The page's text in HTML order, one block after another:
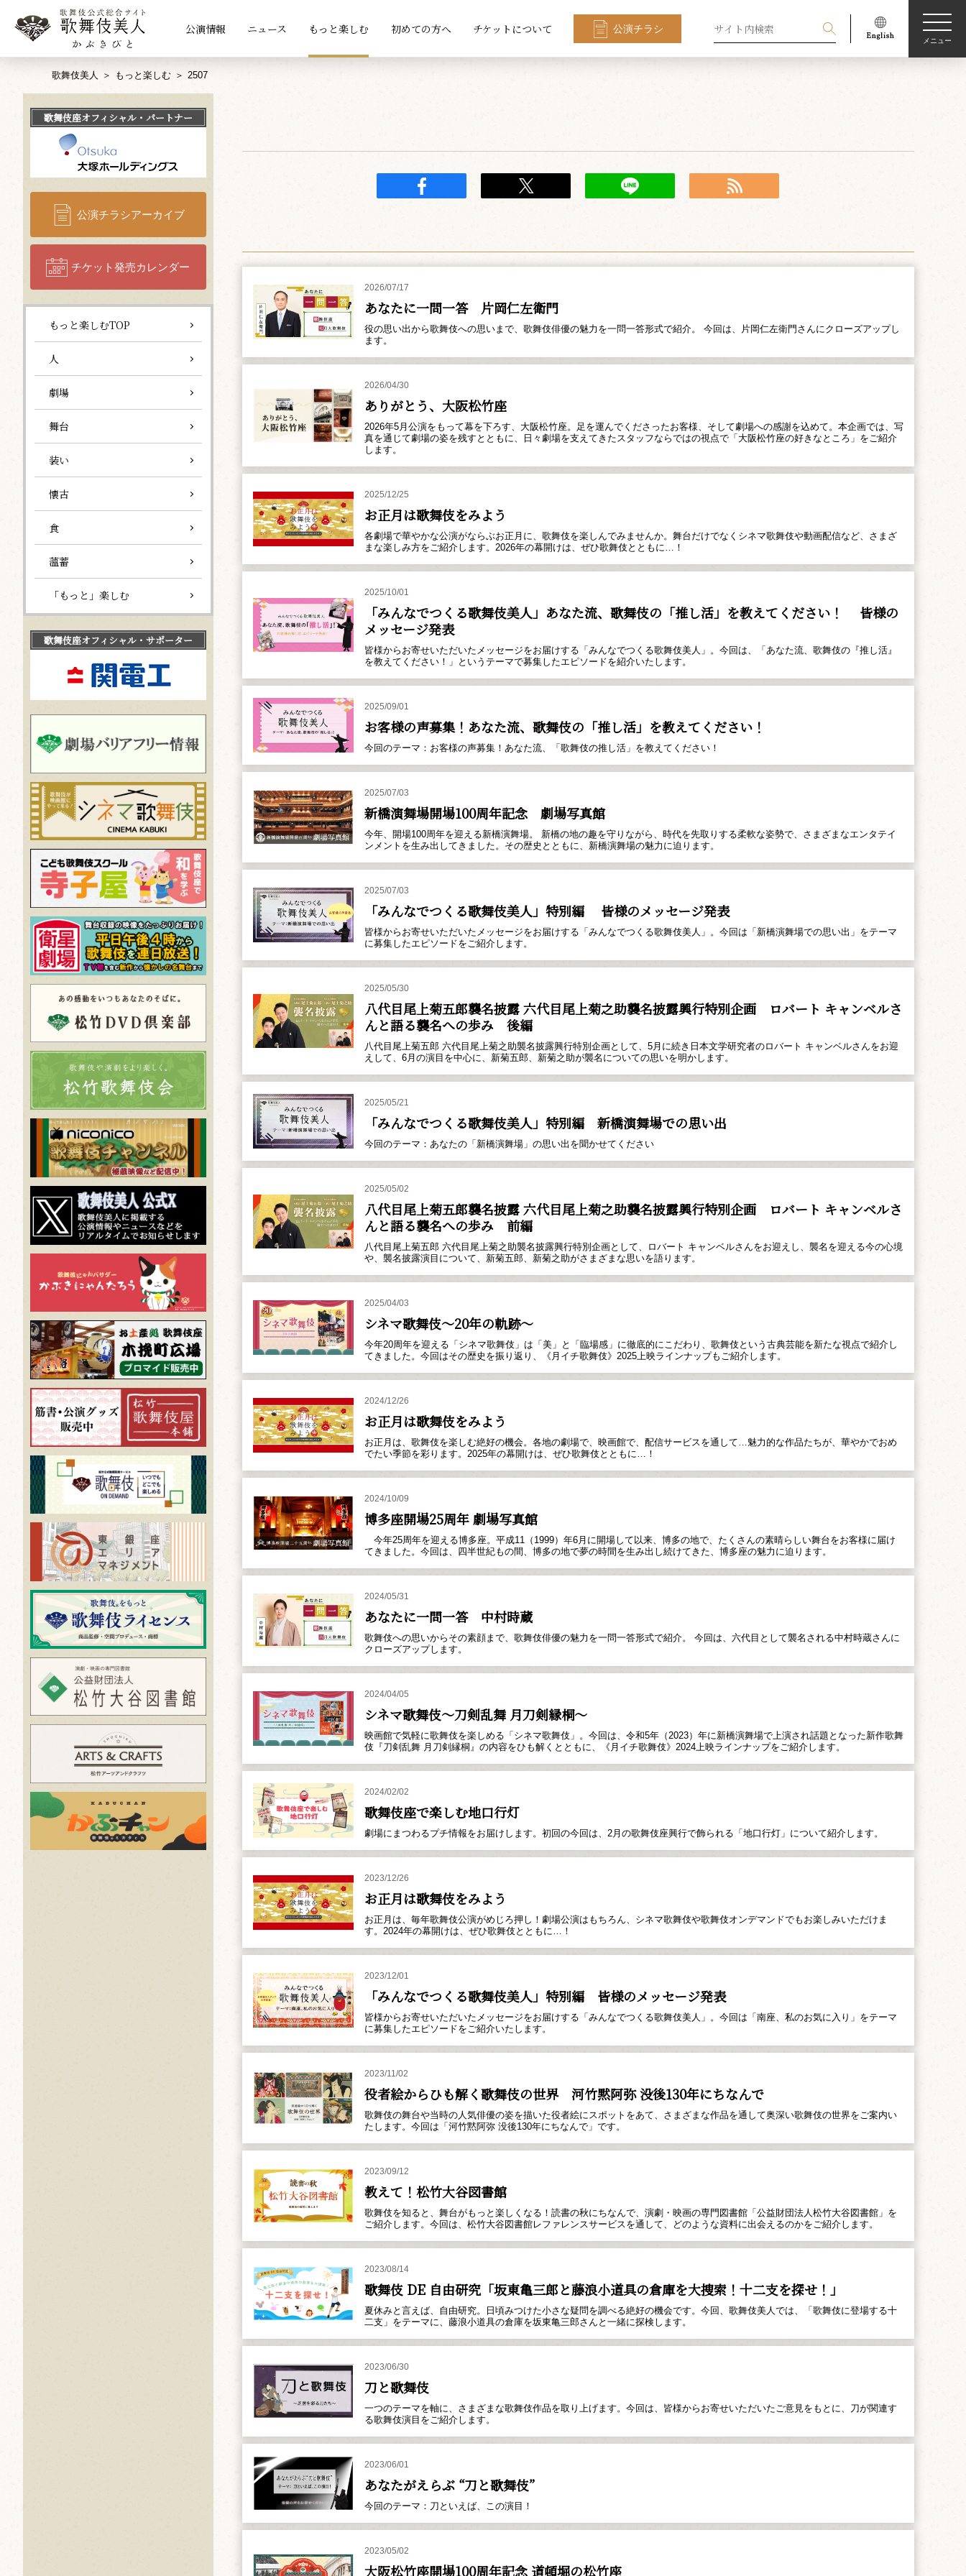
公演情報 ニュース もっと楽しむ 初めての方へ チケットについて 公演チラシ
メニュー
歌舞伎美人 もっと楽しむ 2507
2026/07/17
あなたに一問一答 片岡仁左衛門
役の思い出から歌舞伎への思いまで、歌舞伎俳優の魅力を一問一答形式で紹介。 今回は、片岡仁左衛門さんにクローズアップし
ます。
2026/04/30
ありがとう、大阪松竹座
2026年5月公演をもって幕を下ろす、大阪松竹座。足を運んでくださったお客様、そして劇場への感謝を込めて。本企画では、写
真を通じて劇場の姿を残すとともに、日々劇場を支えてきたスタッフならではの視点で「大阪松竹座の好きなところ」をご紹介
します。
2025/12/25
お正月は歌舞伎をみよう
各劇場で華やかな公演がならぶお正月に、歌舞伎を楽しんでみませんか。舞台だけでなくシネマ歌舞伎や動画配信など、さまざ
まな楽しみ方をご紹介します。2026年の幕開けは、ぜひ歌舞伎とともに…！
2025/10/01
「みんなでつくる歌舞伎美人」あなた流、歌舞伎の「推し活」を教えてください！ 皆様の
メッセージ発表
皆様からお寄せいただいたメッセージをお届けする「みんなでつくる歌舞伎美人」。今回は、「あなた流、歌舞伎の『推し活』
を教えてください！」というテーマで募集したエピソードを紹介いたします。
2025/09/01
お客様の声募集！あなた流、歌舞伎の「推し活」を教えてください！
今回のテーマ：お客様の声募集！あなた流、「歌舞伎の推し活」を教えてください！
2025/07/03
新橋演舞場開場100周年記念 劇場写真館
今年、開場100周年を迎える新橋演舞場。 新橋の地の趣を守りながら、時代を先取りする柔軟な姿勢で、さまざまなエンタテイ
ンメントを生み出してきました。その歴史とともに、新橋演舞場の魅力に迫ります。
2025/07/03
「みんなでつくる歌舞伎美人」特別編 皆様のメッセージ発表
皆様からお寄せいただいたメッセージをお届けする「みんなでつくる歌舞伎美人」。今回は「新橋演舞場での思い出」をテーマ
に募集したエピソードをご紹介します。
2025/05/30
八代目尾上菊五郎襲名披露 六代目尾上菊之助襲名披露興行特別企画 ――ロバート キャンベルさ
んと語る襲名への歩み 後編
八代目尾上菊五郎 六代目尾上菊之助襲名披露興行特別企画として、5月に続き日本文学研究者のロバート キャンベルさんをお迎
えして、6月の演目を中心に、新菊五郎、新菊之助が襲名についての思いを明かします。
2025/05/21
「みんなでつくる歌舞伎美人」特別編 新橋演舞場での思い出
今回のテーマ：あなたの「新橋演舞場」の思い出を聞かせてください
2025/05/02
八代目尾上菊五郎襲名披露 六代目尾上菊之助襲名披露興行特別企画 ――ロバート キャンベルさ
んと語る襲名への歩み 前編
八代目尾上菊五郎 六代目尾上菊之助襲名披露興行特別企画として、ロバート キャンベルさんをお迎えし、襲名を迎える今の心境
や、襲名披露演目について、新菊五郎、新菊之助がさまざまな思いを語ります。
2025/04/03
シネマ歌舞伎～20年の軌跡～
今年20周年を迎える「シネマ歌舞伎」は「美」と「臨場感」に徹底的にこだわり、歌舞伎という古典芸能を新たな視点で紹介し
てきました。今回はその歴史を振り返り、《月イチ歌舞伎》2025上映ラインナップもご紹介します。
2024/12/26
お正月は歌舞伎をみよう
お正月は、歌舞伎を楽しむ絶好の機会。各地の劇場で、映画館で、配信サービスを通して…魅力的な作品たちが、華やかでおめ
でたい季節を彩ります。2025年の幕開けは、ぜひ歌舞伎とともに…！
2024/10/09
博多座開場25周年 劇場写真館
今年25周年を迎える博多座。平成11（1999）年6月に開場して以来、博多の地で、たくさんの素晴らしい舞台をお客様に届け
てきました。今回は、四半世紀もの間、博多の地で夢の時間を生み出し続けてきた、博多座の魅力に迫ります。
2024/05/31
あなたに一問一答 中村時蔵
歌舞伎への思いからその素顔まで、歌舞伎俳優の魅力を一問一答形式で紹介。 今回は、六代目として襲名される中村時蔵さんに
クローズアップします。
2024/04/05
シネマ歌舞伎～刀剣乱舞 月刀剣縁桐～
映画館で気軽に歌舞伎を楽しめる「シネマ歌舞伎」。今回は、令和5年（2023）年に新橋演舞場で上演され話題となった新作歌舞
伎『刀剣乱舞 月刀剣縁桐』の内容をひも解くとともに、《月イチ歌舞伎》2024上映ラインナップをご紹介します。
2024/02/02
歌舞伎座で楽しむ地口行灯
劇場にまつわるプチ情報をお届けします。初回の今回は、2月の歌舞伎座興行で飾られる「地口行灯」について紹介します。
2023/12/26
お正月は歌舞伎をみよう
お正月は、毎年歌舞伎公演がめじろ押し！劇場公演はもちろん、シネマ歌舞伎や歌舞伎オンデマンドでもお楽しみいただけま
す。2024年の幕開けは、ぜひ歌舞伎とともに…！
2023/12/01
「みんなでつくる歌舞伎美人」特別編 皆様のメッセージ発表
皆様からお寄せいただいたメッセージをお届けする「みんなでつくる歌舞伎美人」。今回は「南座、私のお気に入り」をテーマ
に募集したエピソードをご紹介いたします。
2023/11/02
役者絵からひも解く歌舞伎の世界 河竹黙阿弥 没後130年にちなんで
歌舞伎の舞台や当時の人気俳優の姿を描いた役者絵にスポットをあて、さまざまな作品を通して奥深い歌舞伎の世界をご案内い
たします。今回は「河竹黙阿弥 没後130年にちなんで」です。
2023/09/12
教えて！松竹大谷図書館
歌舞伎を知ると、舞台がもっと楽しくなる！読書の秋にちなんで、演劇・映画の専門図書館「公益財団法人松竹大谷図書館」を
ご紹介します。今回は、松竹大谷図書館レファレンスサービスを通して、どのような資料に出会えるのかをご紹介します。
2023/08/14
歌舞伎 DE 自由研究「坂東亀三郎と藤浪小道具の倉庫を大捜索！十二支を探せ！」
夏休みと言えば、自由研究。日頃みつけた小さな疑問を調べる絶好の機会です。今回、歌舞伎美人では、「歌舞伎に登場する十
二支」をテーマに、藤浪小道具の倉庫を坂東亀三郎さんと一緒に探検します。
2023/06/30
刀と歌舞伎
一つのテーマを軸に、さまざまな歌舞伎作品を取り上げます。今回は、皆様からお寄せいただいたご意見をもとに、刀が関連す
る歌舞伎演目をご紹介します。
2023/06/01
あなたがえらぶ “刀と歌舞伎”
今回のテーマ：刀といえば、この演目！
2023/05/02
大阪松竹座開場100周年記念 道頓堀の松竹座
歌舞伎座オフィシャル・パートナー
公演チラシアーカイブ
チケット発売カレンダー
もっと楽しむTOP
人
劇場
舞台
装い
懐古
食
薀蓄
「もっと」楽しむ
歌舞伎座オフィシャル・サポーター